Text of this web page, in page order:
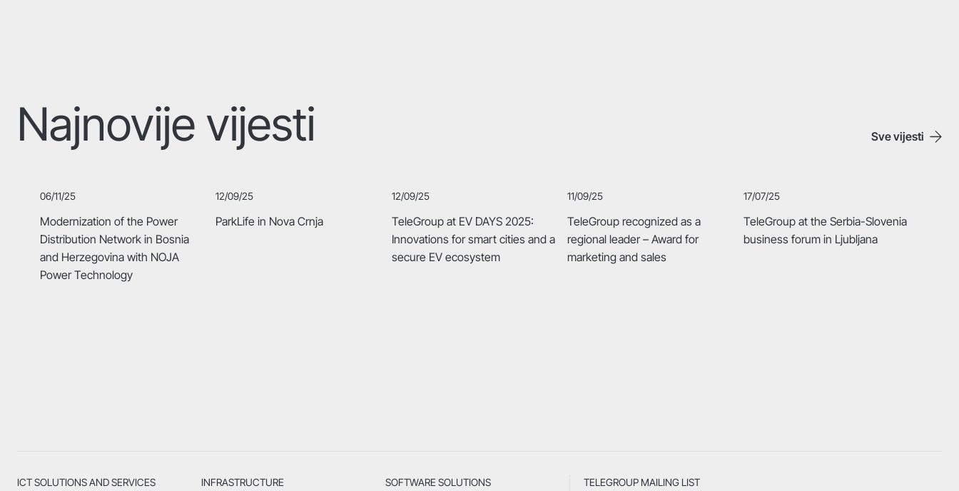
Najnovije vijesti
Modernization of the Power
Distribution Network in Bosnia
and Herzegovina with NOJA
Power Technology
06/11/25
ParkLife in Nova Crnja
12/09/25
TeleGroup at EV DAYS 2025:
Innovations for smart cities and a
secure EV ecosystem
12/09/25
TeleGroup recognized as a
regional leader – Award for
marketing and sales
11/09/25
TeleGroup at the Serbia-Slovenia
business forum in Ljubljana
17/07/25
Sve vijesti
ICT SOLUTIONS AND SERVICES INFRASTRUCTURE SOFTWARE SOLUTIONS TELEGROUP MAILING LIST